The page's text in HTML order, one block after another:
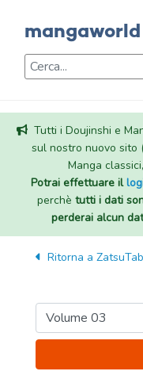
Tutti i Doujinshi e
sul nostro nuovo sito (
Manga
Potrai effettuare il
perchè tutti i dati
perderai alcun
Ritorna a